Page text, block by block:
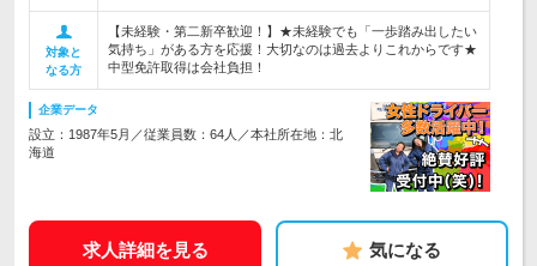
対象と
なる方
【未経験・第二新卒歓迎！】★未経験でも「一歩踏み出したい
気持ち」がある方を応援！大切なのは過去よりこれからです★
中型免許取得は会社負担！
企業データ
設立：1987年5月／従業員数：64人／本社所在地：北
海道
求人詳細を見る 気になる